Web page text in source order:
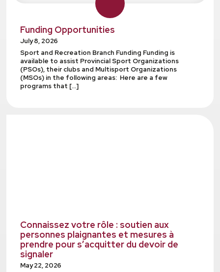
Funding Opportunities
July 8, 2026
Sport and Recreation Branch Funding Funding is
available to assist Provincial Sport Organizations
(PSOs), their clubs and Multisport Organizations
(MSOs) in the following areas: Here are a few
programs that […]
Connaissez votre rôle : soutien aux
personnes plaignantes et mesures à
prendre pour s’acquitter du devoir de
signaler
May 22, 2026